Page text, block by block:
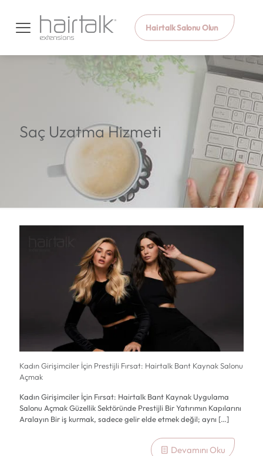
Hairtalk Salonu Olun
Saç Uzatma Hizmeti
Kadın Girişimciler İçin Prestijli Fırsat: Hairtalk Bant Kaynak Salonu
Açmak
Kadın Girişimciler İçin Fırsat: Hairtalk Bant Kaynak Uygulama
Salonu Açmak Güzellik Sektöründe Prestijli Bir Yatırımın Kapılarını
Aralayın Bir iş kurmak, sadece gelir elde etmek değil; aynı […]
Devamını Oku